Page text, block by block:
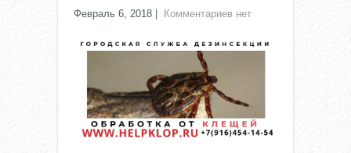
Февраль 6, 2018 Комментариев нет